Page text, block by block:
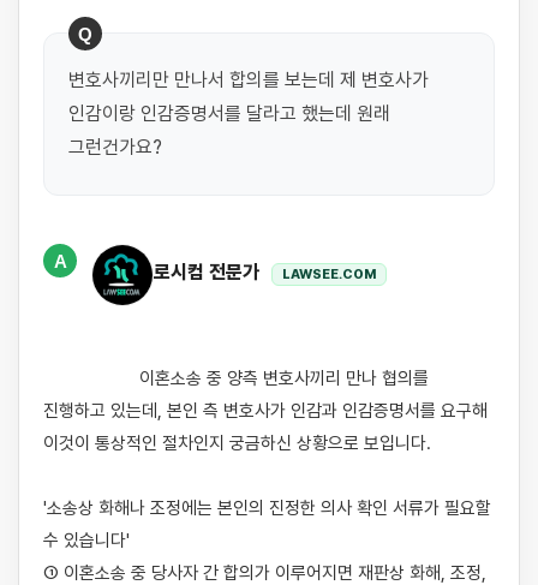
Q
변호사끼리만 만나서 합의를 보는데 제 변호사가
인감이랑 인감증명서를 달라고 했는데 원래
그런건가요?
A
로시컴 전문가 LAWSEE.COM
진행하고 있는데, 본인 측 변호사가 인감과 인감증명서를 요구해
이것이 통상적인 절차인지 궁금하신 상황으로 보입니다.
'소송상 화해나 조정에는 본인의 진정한 의사 확인 서류가 필요할
수 있습니다'
① 이혼소송 중 당사자 간 합의가 이루어지면 재판상 화해, 조정,